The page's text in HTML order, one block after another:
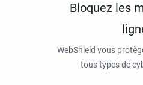
Bloquez les
WebShield vous
tous types de